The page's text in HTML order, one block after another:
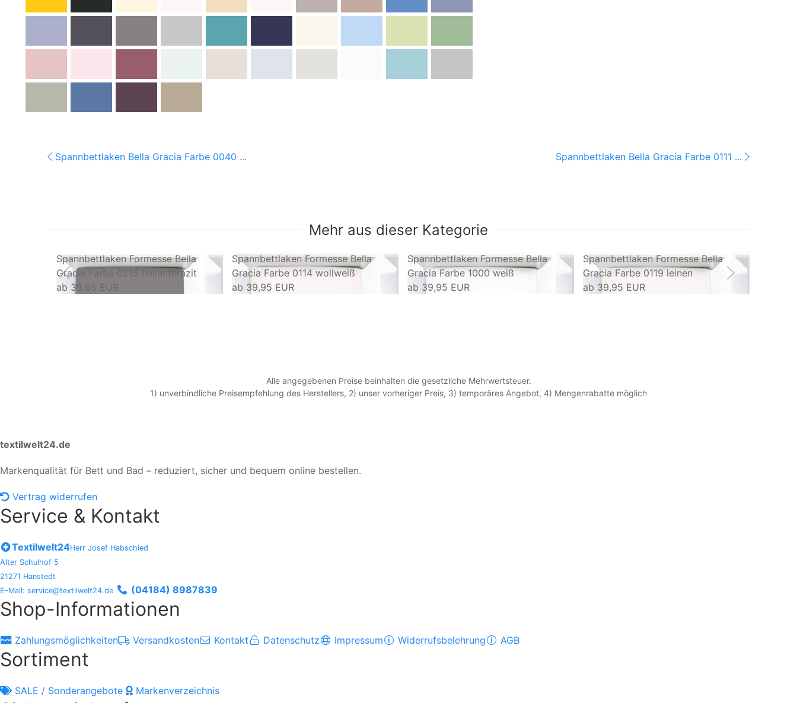
Spannbettlaken Bella Gracia Farbe 0040 ... Spannbettlaken Bella Gracia Farbe 0111 ...
Mehr aus dieser Kategorie
Spannbettlaken Formesse Bella
Gracia Farbe 0215 hellanthrazit
ab 39,95 EUR
Spannbettlaken Formesse Bella
Gracia Farbe 0114 wollweiß
ab 39,95 EUR
Spannbettlaken Formesse Bella
Gracia Farbe 1000 weiß
ab 39,95 EUR
Spannbettlaken Formesse Bella
Gracia Farbe 0119 leinen
ab 39,95 EUR
Alle angegebenen Preise beinhalten die gesetzliche Mehrwertsteuer.
1) unverbindliche Preisempfehlung des Herstellers, 2) unser vorheriger Preis, 3) temporäres Angebot, 4) Mengenrabatte möglich
textilwelt24.de
Markenqualität für Bett und Bad – reduziert, sicher und bequem online bestellen.
Vertrag widerrufen
Service & Kontakt
Textilwelt24Herr Josef Habschied
Alter Schulhof 5
21271 Hanstedt
E-Mail: service@textilwelt24.de
(04184) 8987839
Shop-Informationen
Zahlungsmöglichkeiten Versandkosten Kontakt Datenschutz Impressum Widerrufsbelehrung AGB
Sortiment
SALE / Sonderangebote Markenverzeichnis